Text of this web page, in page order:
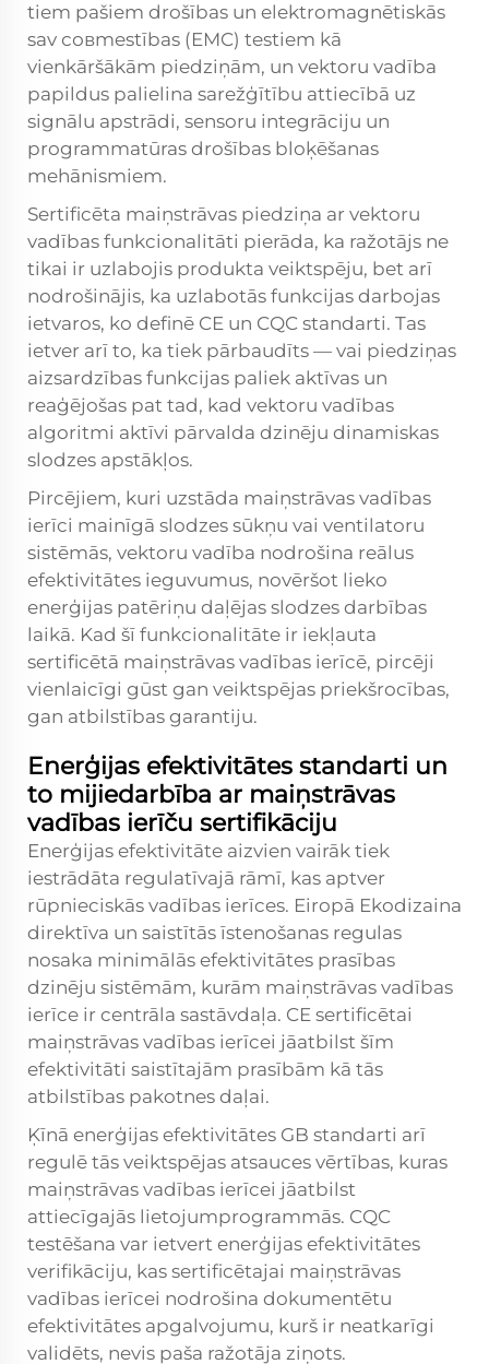
tiem pašiem drošības un elektromagnētiskās
sav совmestības (EMC) testiem kā
vienkāršākām piedziņām, un vektoru vadība
papildus palielina sarežģītību attiecībā uz
signālu apstrādi, sensoru integrāciju un
programmatūras drošības bloķēšanas
mehānismiem.
Sertificēta maiņstrāvas piedziņa ar vektoru
vadības funkcionalitāti pierāda, ka ražotājs ne
tikai ir uzlabojis produkta veiktspēju, bet arī
nodrošinājis, ka uzlabotās funkcijas darbojas
ietvaros, ko definē CE un CQC standarti. Tas
ietver arī to, ka tiek pārbaudīts — vai piedziņas
aizsardzības funkcijas paliek aktīvas un
reaģējošas pat tad, kad vektoru vadības
algoritmi aktīvi pārvalda dzinēju dinamiskas
slodzes apstākļos.
Pircējiem, kuri uzstāda maiņstrāvas vadības
ierīci mainīgā slodzes sūkņu vai ventilatoru
sistēmās, vektoru vadība nodrošina reālus
efektivitātes ieguvumus, novēršot lieko
enerģijas patēriņu daļējas slodzes darbības
laikā. Kad šī funkcionalitāte ir iekļauta
sertificētā maiņstrāvas vadības ierīcē, pircēji
vienlaicīgi gūst gan veiktspējas priekšrocības,
gan atbilstības garantiju.
Enerģijas efektivitātes standarti un
to mijiedarbība ar maiņstrāvas
vadības ierīču sertifikāciju
Enerģijas efektivitāte aizvien vairāk tiek
iestrādāta regulatīvajā rāmī, kas aptver
rūpnieciskās vadības ierīces. Eiropā Ekodizaina
direktīva un saistītās īstenošanas regulas
nosaka minimālās efektivitātes prasības
dzinēju sistēmām, kurām maiņstrāvas vadības
ierīce ir centrāla sastāvdaļa. CE sertificētai
maiņstrāvas vadības ierīcei jāatbilst šīm
efektivitāti saistītajām prasībām kā tās
atbilstības pakotnes daļai.
Ķīnā enerģijas efektivitātes GB standarti arī
regulē tās veiktspējas atsauces vērtības, kuras
maiņstrāvas vadības ierīcei jāatbilst
attiecīgajās lietojumprogrammās. CQC
testēšana var ietvert enerģijas efektivitātes
verifikāciju, kas sertificētajai maiņstrāvas
vadības ierīcei nodrošina dokumentētu
efektivitātes apgalvojumu, kurš ir neatkarīgi
validēts, nevis paša ražotāja ziņots.